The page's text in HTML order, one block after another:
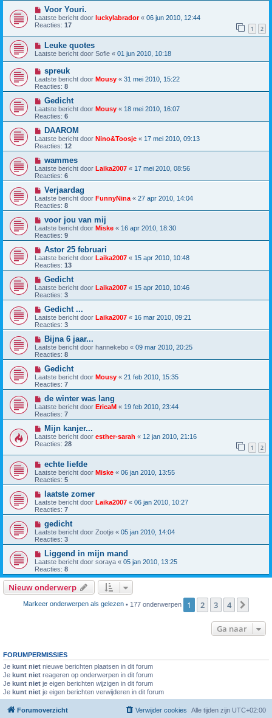
Voor Youri.
Laatste bericht door luckylabrador« 06 jun 2010, 12:44
Reacties: 17 1 2
Leuke quotes
Laatste bericht door Sofie « 01 jun 2010, 10:18
spreuk
Laatste bericht door Mousy « 31 mei 2010, 15:22
Reacties: 8
Gedicht
Laatste bericht door Mousy « 18 mei 2010, 16:07
Reacties: 6
DAAROM
Laatste bericht door Nino&Toosje « 17 mei 2010, 09:13
Reacties: 12
wammes
Laatste bericht door Laika2007 « 17 mei 2010, 08:56
Reacties: 6
Verjaardag
Laatste bericht door FunnyNina « 27 apr 2010, 14:04
Reacties: 8
voor jou van mij
Laatste bericht door Miske « 16 apr 2010, 18:30
Reacties: 9
Astor 25 februari
Laatste bericht door Laika2007 « 15 apr 2010, 10:48
Reacties: 13
Gedicht
Laatste bericht door Laika2007 « 15 apr 2010, 10:46
Reacties: 3
Gedicht ...
Laatste bericht door Laika2007 « 16 mar 2010, 09:21
Reacties: 3
Bijna 6 jaar...
Laatste bericht door hannekebo « 09 mar 2010, 20:25
Reacties: 8
Gedicht
Laatste bericht door Mousy « 21 feb 2010, 15:35
Reacties: 7
de winter was lang
Laatste bericht door EricaM « 19 feb 2010, 23:44
Reacties: 7
Mijn kanjer...
Laatste bericht door esther-sarah « 12 jan 2010, 21:16
Reacties: 28 1 2
echte liefde
Laatste bericht door Miske « 06 jan 2010, 13:55
Reacties: 5
laatste zomer
Laatste bericht door Laika2007 « 06 jan 2010, 10:27
Reacties: 7
gedicht
Laatste bericht door Zootje « 05 jan 2010, 14:04
Reacties: 3
Liggend in mijn mand
Laatste bericht door soraya « 05 jan 2010, 13:25
Reacties: 8
Nieuw onderwerp
Markeer onderwerpen als gelezen • 177 onderwerpen 1 2 3 4
Ga naar
FORUMPERMISSIES
Je kunt niet nieuwe berichten plaatsen in dit forum
Je kunt niet reageren op onderwerpen in dit forum
Je kunt niet je eigen berichten wijzigen in dit forum
Je kunt niet je eigen berichten verwijderen in dit forum
Forumoverzicht Alle tijden zijn UTC+02:00
Verwijder cookies